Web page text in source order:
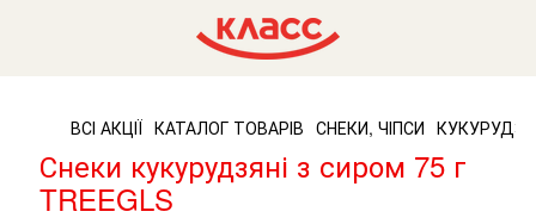
ВСІ АКЦІЇ КАТАЛОГ ТОВАРІВ СНЕКИ, ЧІПСИ
Снеки кукурудзяні з сиром 75 г
TREEGLS